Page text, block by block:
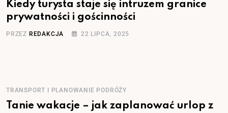
Kiedy turysta staje się intruzem granice
prywatności i gościnności
PRZEZ REDAKCJA 22 LIPCA, 2025
TRANSPORT I PLANOWANIE PODRÓŻY
Tanie wakacje – jak zaplanować urlop z